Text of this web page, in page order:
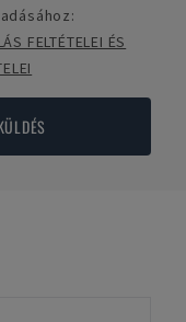
FELTÉTELEI ÉS